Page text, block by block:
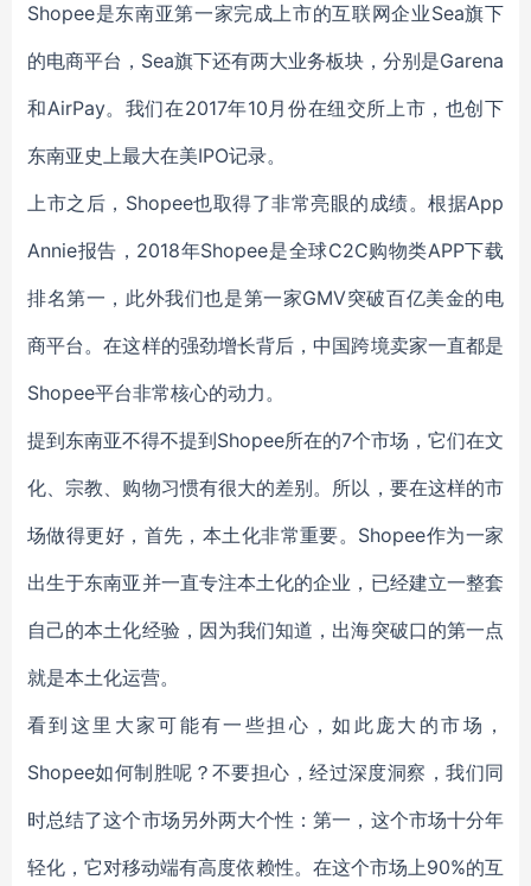
Shopee是东南亚第一家完成上市的互联网企业Sea旗下
的电商平台，Sea旗下还有两大业务板块，分别是Garena
和AirPay。我们在2017年10月份在纽交所上市，也创下
东南亚史上最大在美IPO记录。
上市之后，Shopee也取得了非常亮眼的成绩。根据App
Annie报告，2018年Shopee是全球C2C购物类APP下载
排名第一，此外我们也是第一家GMV突破百亿美金的电
商平台。在这样的强劲增长背后，中国跨境卖家一直都是
Shopee平台非常核心的动力。
提到东南亚不得不提到Shopee所在的7个市场，它们在文
化、宗教、购物习惯有很大的差别。所以，要在这样的市
场做得更好，首先，本土化非常重要。Shopee作为一家
出生于东南亚并一直专注本土化的企业，已经建立一整套
自己的本土化经验，因为我们知道，出海突破口的第一点
就是本土化运营。
看到这里大家可能有一些担心，如此庞大的市场，
Shopee如何制胜呢？不要担心，经过深度洞察，我们同
时总结了这个市场另外两大个性：第一，这个市场十分年
轻化，它对移动端有高度依赖性。在这个市场上90%的互